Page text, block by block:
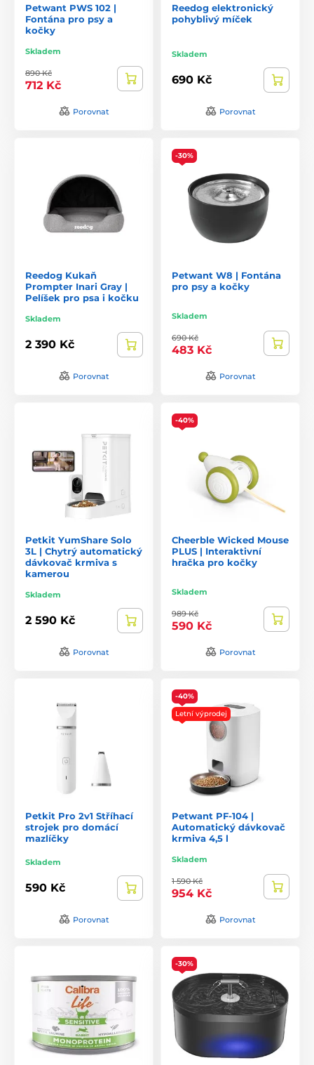
Petwant PWS 102 |
Fontána pro psy a
kočky
Skladem
890 Kč
712 Kč
Porovnat
Reedog elektronický
pohyblivý míček
Skladem
690 Kč
Porovnat
Reedog Kukaň
Prompter Inari Gray |
Pelíšek pro psa i kočku
Skladem
2 390 Kč
Porovnat
-30%
Petwant W8 | Fontána
pro psy a kočky
Skladem
690 Kč
483 Kč
Porovnat
Petkit YumShare Solo
3L | Chytrý automatický
dávkovač krmiva s
kamerou
Skladem
2 590 Kč
Porovnat
-40%
Cheerble Wicked Mouse
PLUS | Interaktivní
hračka pro kočky
Skladem
989 Kč
590 Kč
Porovnat
Petkit Pro 2v1 Stříhací
strojek pro domácí
mazlíčky
Skladem
590 Kč
Porovnat
-40%
Letní výprodej
Petwant PF-104 |
Automatický dávkovač
krmiva 4,5 l
Skladem
1 590 Kč
954 Kč
Porovnat
-30%